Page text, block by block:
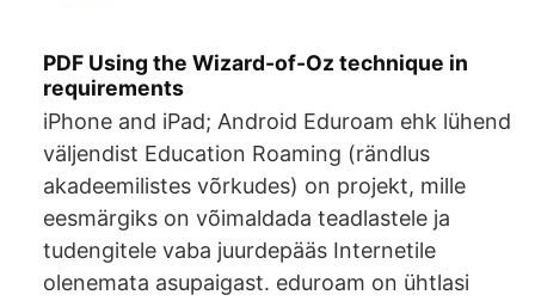
PDF Using the Wizard-of-Oz technique in
requirements
iPhone and iPad; Android Eduroam ehk lühend
väljendist Education Roaming (rändlus
akadeemilistes võrkudes) on projekt, mille
eesmärgiks on võimaldada teadlastele ja
tudengitele vaba juurdepääs Internetile
olenemata asupaigast. eduroam on ühtlasi